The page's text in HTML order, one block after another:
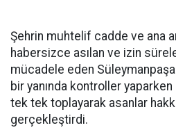
Şehrin muhtelif cadde ve ana
habersizce asılan ve izin
mücadele eden
bir yanında kontroller
tek tek toplayarak asanlar
gerçekleştirdi.